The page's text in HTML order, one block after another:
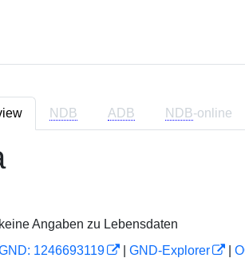
NDB ADB NDB-online
keine Angaben zu Lebensdaten
1246693119 GND-Explorer